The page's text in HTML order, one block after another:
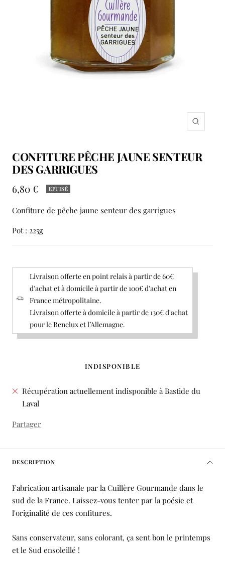
Zoom
CONFITURE PÊCHE JAUNE SENTEUR
DES GARRIGUES
Prix
de
6,80 € EPUISÉ
Confiture de pêche jaune senteur des garrigues
Pot : 225g
Livraison offerte en point relais à partir de 60€
d'achat et à domicile à partir de 100€ d'achat en
France métropolitaine.
Livraison offerte à domicile à partir de 130€ d'achat
pour le Benelux et l’Allemagne.
INDISPONIBLE
Récupération actuellement indisponible à Bastide du
Laval
Partager
DESCRIPTION
Fabrication artisanale par la Cuillère Gourmande dans le
sud de la France. Laissez-vous tenter par la poésie et
l'originalité de ces confitures.
Sans conservateur, sans colorant, ça sent bon le printemps
et le Sud ensoleillé !